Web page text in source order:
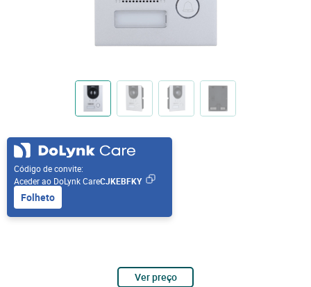
Código de convite:
Aceder ao DoLynk CareCJKEBFKY
Folheto
Ver preço